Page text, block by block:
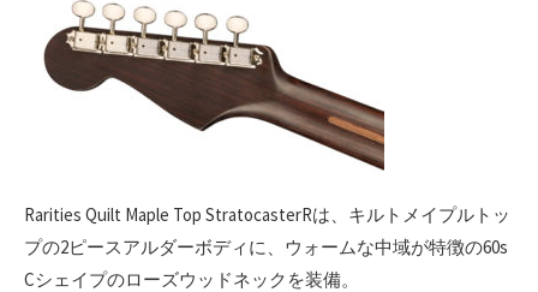
Rarities Quilt Maple Top StratocasterRは、キルトメイプルトッ
プの2ピースアルダーボディに、ウォームな中域が特徴の60s
Cシェイプのローズウッドネックを装備。